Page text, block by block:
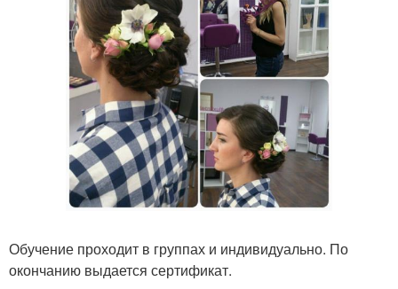
Обучение проходит в группах и индивидуально. По
окончанию выдается сертификат.